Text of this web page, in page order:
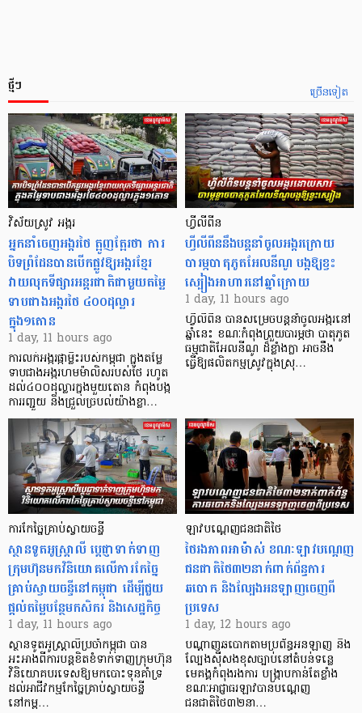
ច្រើនទៀត
ថ្មីៗ
វិស័យស្រូវ អង្ករ
អ្នកនាំចេញអង្ករថៃ ត្អូញត្អែរថា ការ
បិទព្រំដែនបានបើកផ្លូវឱ្យអង្ករខ្មែរ
វាយលុកទីផ្សារអន្តរជាតិជាមួយតម្លៃ
ទាបជាងអង្ករថៃ ៤០០ដុល្លារ
ក្នុង១តោន
1 day, 11 hours ago
ការលក់អង្ករផ្កាម្លិះរបស់កម្ពុជា ក្នុងតម្លៃ
ទាបជាងអង្ករហមម៉ាលិសរបស់ថៃ រហូត
ដល់៤០០ដុល្លារក្នុងមួយតោន កំពុងបង្ក
ការរញ្ជួយ និងជ្រួលច្របល់យ៉ាងខ្លា…
ហ្វីលីពីន
ហ្វីលីពីននឹងបន្តនាំចូលអង្ករក្រោយ
បារម្ភបាតុភូតអែលនីណូ បង្កឱ្យខ្វះ
ស្បៀងអាហារនៅឆ្នាំក្រោយ
1 day, 11 hours ago
ហ្វីលីពីន បាន​សម្រេចបន្តនាំចូលអង្ករនៅ
ឆ្នាំនេះ ខណៈកំពុងព្រួយបារម្ភថា បាតុភូត
ធម្មជាតិអែលនីណូ ដ៏ខ្លាំងក្លា​ អាចនឹង
ធ្វើឱ្យផលិតកម្មស្រូវក្នុងស្រុ…
ការកែច្នៃគ្រាប់ស្វាយចន្ទី
ស្ថានទូតអូស្ត្រាលី ប្តេជ្ញាទាក់ទាញ
ក្រុមហ៊ុនមក​វិនិយោគលើការកែច្នៃ
គ្រាប់ស្វាយចន្ទីនៅកម្ពុជា ដើម្បីជួយ
ផ្តល់តម្លៃបន្ថែមកសិករ និងសេដ្ឋកិច្ច
1 day, 11 hours ago
ស្ថានទូតអូស្ត្រាលីប្រចាំកម្ពុជា បាន
អះអាងពីការបន្តខិតខំទាក់ទាញក្រុមហ៊ុន
វិនិយោគបរទេសឱ្យមកបោះទុនគាំទ្រ
ដល់អាជីវកម្មកែច្នៃគ្រាប់ស្វាយចន្ទី
នៅកម្ព…
ឡាវបណ្តេញជនជាតិថៃ
ថៃរងភាពអាម៉ាស់ ខណៈឡាវបណ្តេញ
ជនជាតិថៃ៣២នាក់ពាក់ព័ន្ធការ
ឆបោក និងល្បែងអនឡាញចេញពី
ប្រទេស
1 day, 12 hours ago
បណ្តាញឆបោកតាមប្រព័ន្ធអនឡាញ និង
ល្បែងស៊ីសងខុសច្បាប់នៅតំបន់ទន្លេ
មេគង្គកំពុងរងការ បង្ក្រាប​កាន់តែខ្លាំង
ខណៈអាជ្ញាធរឡាវបានបណ្តេញ
ជនជាតិថៃ៣២នា…